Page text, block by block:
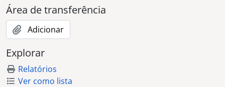
Área de transferência
Adicionar
Explorar
Relatórios
Ver como lista